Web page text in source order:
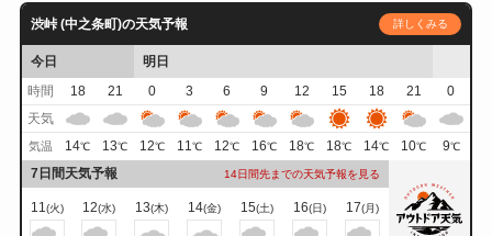
渋峠 (中之条町)の天気予報 詳しくみる
今日
明日
時間
18 21 0 3 6 9 12 15 18 21
0
天気
気温 14℃ 13℃ 12℃ 11℃ 12℃ 16℃ 18℃ 18℃ 14℃ 10℃ 9℃
7日間天気予報 14日間先までの天気予報を見る
11(火) 12(水) 13(木) 14(金) 15(土) 16(日) 17(月)